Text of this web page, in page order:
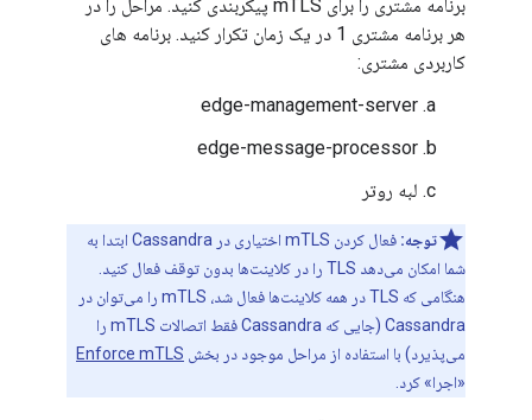
برنامه مشتری را برای mTLS پیکربندی کنید. مراحل را در
هر برنامه مشتری 1 در یک زمان تکرار کنید. برنامه های
کاربردی مشتری:
edge-management-server
edge-message-processor
لبه روتر
توجه:
فعال کردن mTLS اختیاری در Cassandra ابتدا به
شما امکان می‌دهد TLS را در کلاینت‌ها بدون توقف فعال کنید.
هنگامی که TLS در همه کلاینت‌ها فعال شد، mTLS را می‌توان در
Cassandra (جایی که Cassandra فقط اتصالات mTLS را
می‌پذیرد) با استفاده از مراحل موجود در بخش Enforce mTLS
«اجرا» کرد.